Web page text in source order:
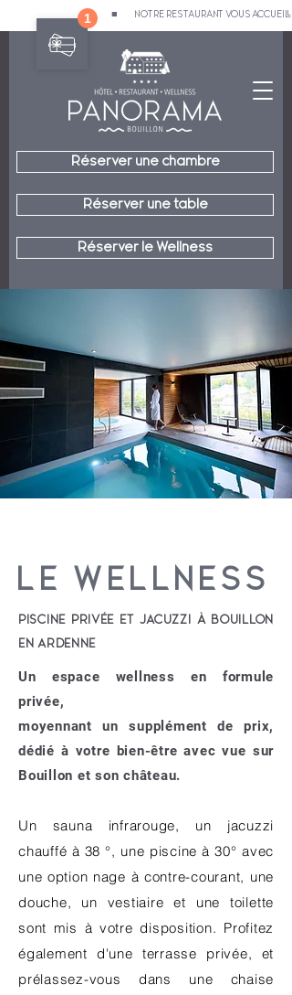
Réserver une chambre
Réserver une table
■
Réserver le Wellness
LE WELLNESS
PISCINE PRIVÉE ET JACUZZI À BOUILLON
EN ARDENNE
Un espace wellness en formule
privée,
moyennant un supplément de prix,
dédié à votre bien-être avec vue sur
Bouillon et son château.
Un sauna infrarouge, un jacuzzi
chauffé à 38 °, une piscine à 30° avec
une option nage à contre-courant, une
douche, un vestiaire et une toilette
sont mis à votre disposition. Profitez
également d'une terrasse privée, et
prélassez-vous dans une chaise